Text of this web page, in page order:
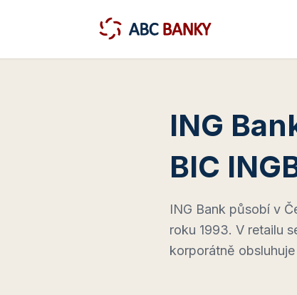
ING
BIC
ING Bank působí v
roku 1993. V retailu
korporátně